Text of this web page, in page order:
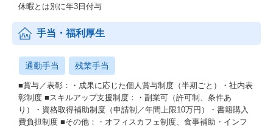
日本全国のビジネスパーソンが新しいことを企て、挑戦する際、
プロのパートナーとすぐ出会うことのできる日本の未来はきっと
明るいはずです。
PRONIが目指す「受発注のインフラ」は、日本の未来にとって無
くてはならない社会インフラとなっていると信じています。
休暇とは別に年3日付与
手当・福利厚生
通勤手当 残業手当
■賞与／表彰：・成果に応じた個人賞与制度（半期ごと）・社内表
彰制度 ■スキルアップ支援制度：・副業可（許可制、条件あ
り）・資格取得補助制度（申請制／年間上限10万円）・書籍購入
費負担制度 ■その他：・オフィスカフェ制度、食事補助・インフ